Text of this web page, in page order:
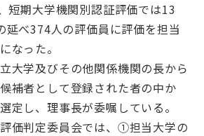
短期大学機関別認証評価では13
延べ374人の評価員に評価を担当
なった。
大学及びその他関係機関の長から
補者として登録された者の中か
定し、理事長が委嘱している。
価判定委員会では、①担当大学の